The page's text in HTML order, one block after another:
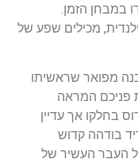
במבחן הזמן.
מכילים שפע של
מפואר שראשיתו
את פניכם המראה
בחלקו אך עדיין
בודהה קדוש
העבר העשיר של